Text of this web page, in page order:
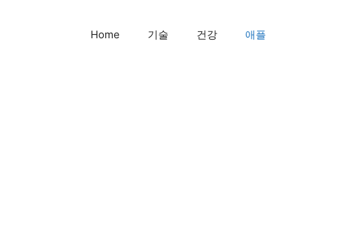
Home 기술 건강 애플